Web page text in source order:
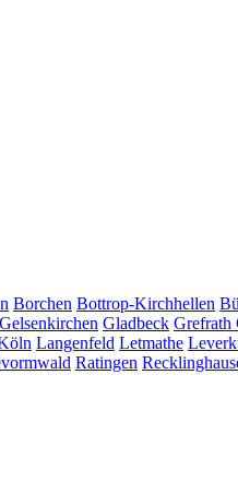
Borchen Bottrop-Kirchhellen
Gelsenkirchen Gladbeck Grefrath
Langenfeld Letmathe
Ratingen